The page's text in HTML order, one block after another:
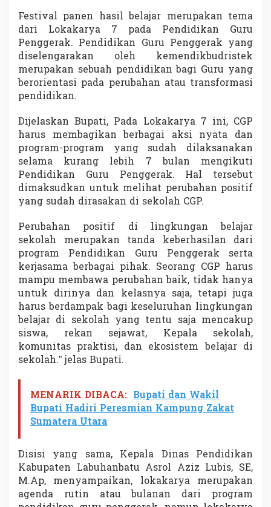
i
v
l
H
a
s
i
l
e
l
a
j
a
r
L
o
a
k
a
r
y
a
Festival panen hasil belajar merupakan tema
dari Lokakarya 7 pada Pendidikan Guru
Penggerak. Pendidikan Guru Penggerak yang
diselengarakan oleh kemendikbudristek
merupakan sebuah pendidikan bagi Guru yang
berorientasi pada perubahan atau transformasi
pendidikan.
Dijelaskan Bupati, Pada Lokakarya 7 ini, CGP
harus membagikan berbagai aksi nyata dan
program-program yang sudah dilaksanakan
selama kurang lebih 7 bulan mengikuti
Pendidikan Guru Penggerak. Hal tersebut
dimaksudkan untuk melihat perubahan positif
yang sudah dirasakan di sekolah CGP.
Perubahan positif di lingkungan belajar
sekolah merupakan tanda keberhasilan dari
program Pendidikan Guru Penggerak serta
kerjasama berbagai pihak. Seorang CGP harus
mampu membawa perubahan baik, tidak hanya
untuk dirinya dan kelasnya saja, tetapi juga
harus berdampak bagi keseluruhan lingkungan
belajar di sekolah yang tentu saja mencakup
siswa, rekan sejawat, Kepala sekolah,
komunitas praktisi, dan ekosistem belajar di
sekolah.” jelas Bupati.
MENARIK DIBACA: Bupati dan Wakil
Bupati Hadiri Peresmian Kampung Zakat
Sumatera Utara
Disisi yang sama, Kepala Dinas Pendidikan
Kabupaten Labuhanbatu Asrol Aziz Lubis, SE,
M.Ap, menyampaikan, lokakarya merupakan
agenda rutin atau bulanan dari program